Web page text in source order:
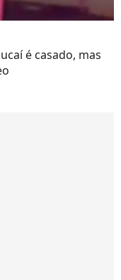
é casado, mas